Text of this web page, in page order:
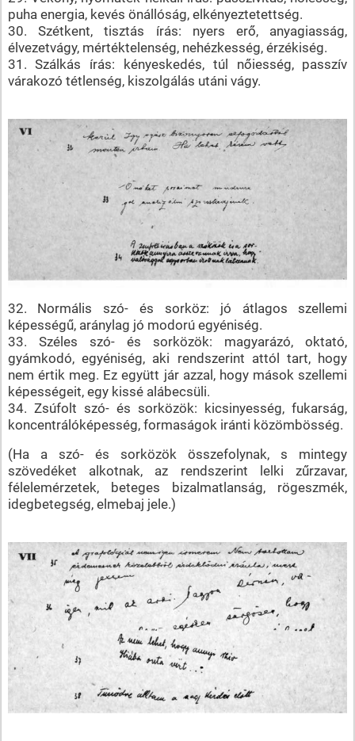
puha energia, kevés önállóság, elkényeztetettség.
30. Szétkent, tisztás írás: nyers erő, anyagiasság,
élvezetvágy, mértéktelenség, nehézkesség, érzékiség.
31. Szálkás írás: kényeskedés, túl nőiesség, passzív
várakozó tétlenség, kiszolgálás utáni vágy.
32. Normális szó- és sorköz: jó átlagos szellemi
képességű, aránylag jó modorú egyéniség.
33. Széles szó- és sorközök: magyarázó, oktató,
gyámkodó, egyéniség, aki rendszerint attól tart, hogy
nem értik meg. Ez együtt jár azzal, hogy mások szellemi
képességeit, egy kissé alábecsüli.
34. Zsúfolt szó- és sorközök: kicsinyesség, fukarság,
koncentrálóképesség, formaságok iránti közömbösség.
(Ha a szó- és sorközök összefolynak, s mintegy
szövedéket alkotnak, az rendszerint lelki zűrzavar,
félelemérzetek, beteges bizalmatlanság, rögeszmék,
idegbetegség, elmebaj jele.)